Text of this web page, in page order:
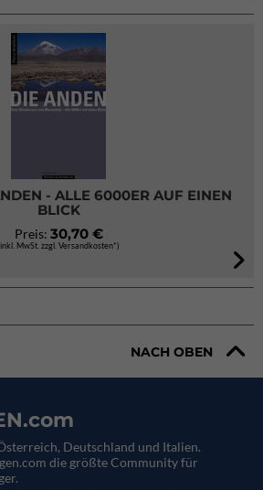
- ALLE 6000ER AUF EINEN
BLICK
Preis: 30,70 €
MwSt. zzgl. Versandkosten*)
NACH OBEN
Deutschland und Italien.
die größte Community für